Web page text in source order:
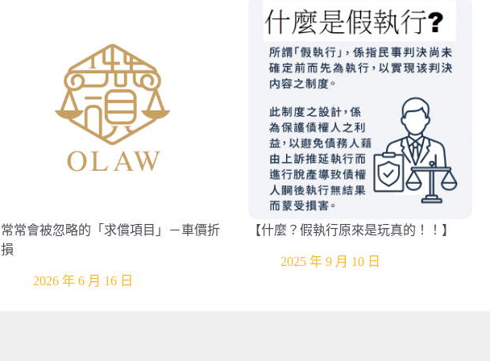
常常會被忽略的「求償項目」－車價折
損
2026 年 6 月 16 日
【什麼？假執行原來是玩真的！！】
2025 年 9 月 10 日